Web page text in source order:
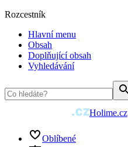
Rozcestník
Hlavní menu
Obsah
Doplňující obsah
Vyhledávání
Holime.cz
Oblíbené